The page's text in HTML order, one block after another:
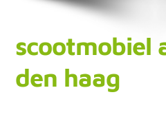
scootmobiel
den haag